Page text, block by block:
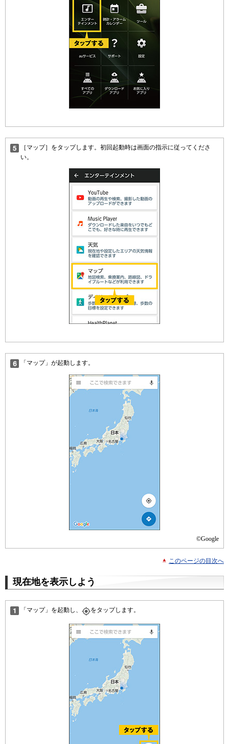
［マップ］をタップします。初回起動時は画面の指示に従ってくださ
い。
「マップ」が起動します。
©Google
このページの目次へ
現在地を表示しよう
「マップ」を起動し、 をタップします。